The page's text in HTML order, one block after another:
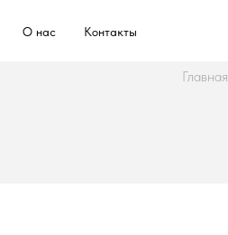
О нас Контакты
Главная